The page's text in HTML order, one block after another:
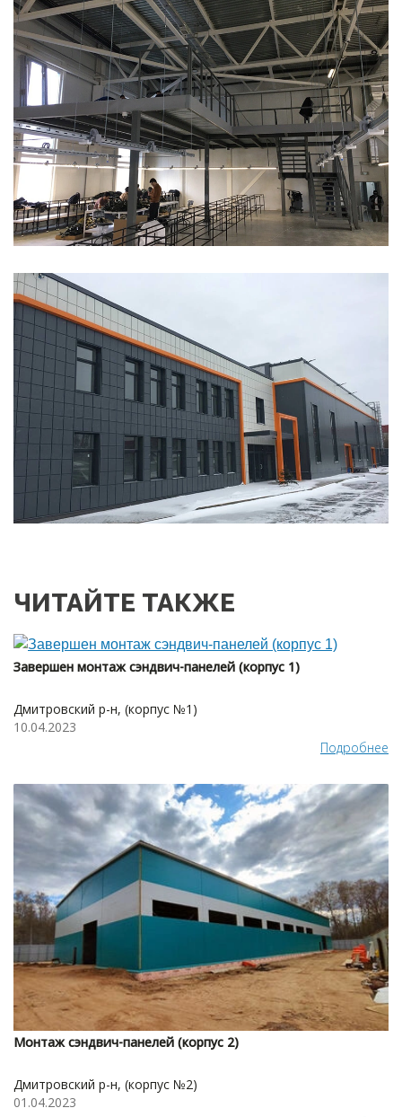
ЧИТАЙТЕ ТАКЖЕ
Завершен монтаж сэндвич-панелей (корпус 1)
Дмитровский р-н, (корпус №1)
10.04.2023
Подробнее
Монтаж сэндвич-панелей (корпус 2)
Дмитровский р-н, (корпус №2)
01.04.2023